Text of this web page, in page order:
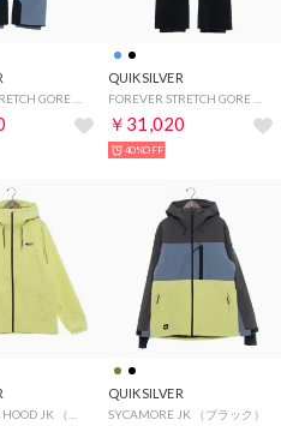
QUIKSILVER
￥31,020
40%OFF
QUIKSILVER
SYCAMORE JK （ブラック）